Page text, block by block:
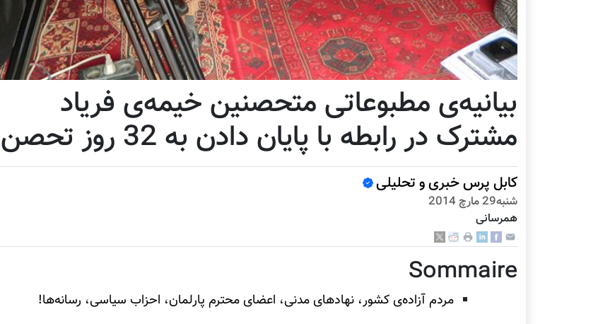
بیانیه‌ی مطبوعاتی متحصنین خیمه‌ی فریاد
مشترک در رابطه با پایان دادن به 32 روز تحصن
کابل پرس خبری و تحلیلی
شنبه29 مارچ 2014
همرسانی
Sommaire
مردم آزاده‌ی کشور، نهادهای مدنی، اعضای محترم پارلمان، احزاب سیاسی، رسانه‌ها!